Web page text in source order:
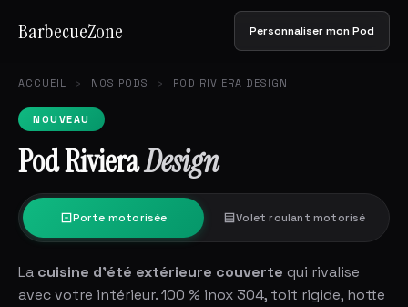
BarbecueZone Personnaliser mon Pod
ACCUEIL › NOS PODS › POD RIVIERA DESIGN
NOUVEAU
Pod RivieraDesign
Porte motorisée Volet roulant motorisé
La cuisine d'été extérieure couverte qui rivalise
avec votre intérieur. 100 % inox 304, toit rigide, hotte